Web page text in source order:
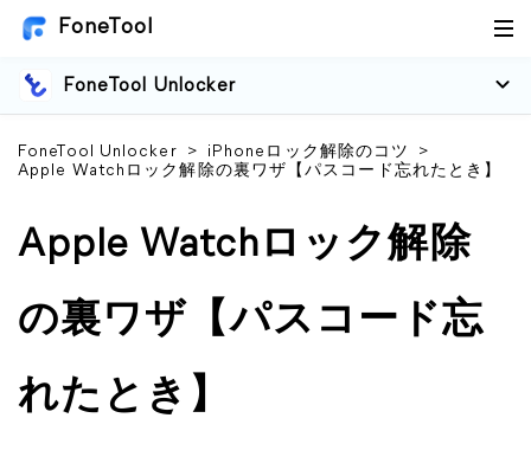
FoneTool
FoneTool Unlocker
FoneTool Unlocker > iPhoneロック解除のコツ
>
Apple Watchロック解除の裏ワザ【パスコード忘れたとき】
Apple Watchロック解除
の裏ワザ【パスコード忘
れたとき】